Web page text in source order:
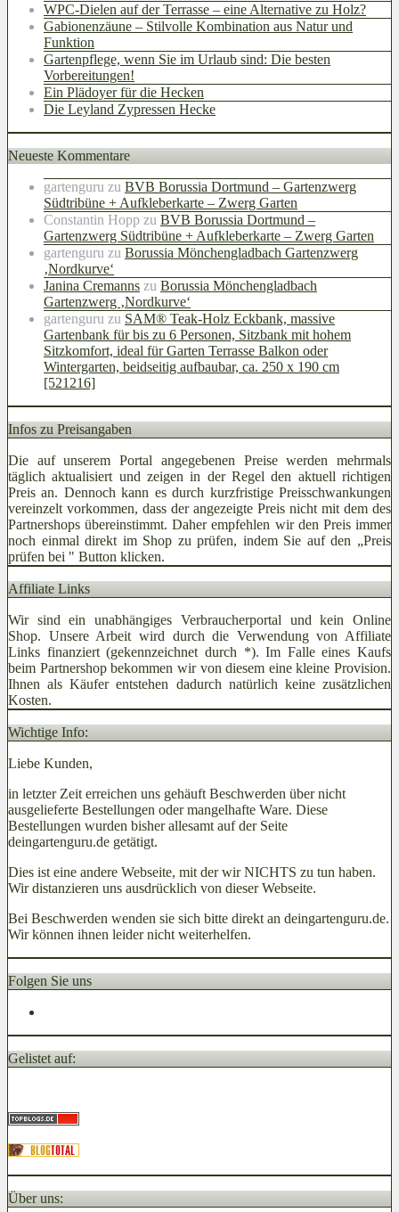
WPC-Dielen auf der Terrasse – eine Alternative zu Holz?
Gabionenzäune – Stilvolle Kombination aus Natur und
Funktion
Gartenpflege, wenn Sie im Urlaub sind: Die besten
Vorbereitungen!
Ein Plädoyer für die Hecken
Die Leyland Zypressen Hecke
Neueste Kommentare
gartenguru zu BVB Borussia Dortmund – Gartenzwerg
Südtribüne + Aufkleberkarte – Zwerg Garten
Constantin Hopp zu BVB Borussia Dortmund –
Gartenzwerg Südtribüne + Aufkleberkarte – Zwerg Garten
gartenguru zu Borussia Mönchengladbach Gartenzwerg
‚Nordkurve‘
Janina Cremanns zu Borussia Mönchengladbach
Gartenzwerg ‚Nordkurve‘
gartenguru zu SAM® Teak-Holz Eckbank, massive
Gartenbank für bis zu 6 Personen, Sitzbank mit hohem
Sitzkomfort, ideal für Garten Terrasse Balkon oder
Wintergarten, beidseitig aufbaubar, ca. 250 x 190 cm
[521216]
Infos zu Preisangaben
Die auf unserem Portal angegebenen Preise werden mehrmals
täglich aktualisiert und zeigen in der Regel den aktuell richtigen
Preis an. Dennoch kann es durch kurzfristige Preisschwankungen
vereinzelt vorkommen, dass der angezeigte Preis nicht mit dem des
Partnershops übereinstimmt. Daher empfehlen wir den Preis immer
noch einmal direkt im Shop zu prüfen, indem Sie auf den „Preis
prüfen bei " Button klicken.
Affiliate Links
Wir sind ein unabhängiges Verbraucherportal und kein Online
Shop. Unsere Arbeit wird durch die Verwendung von Affiliate
Links finanziert (gekennzeichnet durch *). Im Falle eines Kaufs
beim Partnershop bekommen wir von diesem eine kleine Provision.
Ihnen als Käufer entstehen dadurch natürlich keine zusätzlichen
Kosten.
Wichtige Info:
Liebe Kunden,
in letzter Zeit erreichen uns gehäuft Beschwerden über nicht
ausgelieferte Bestellungen oder mangelhafte Ware. Diese
Bestellungen wurden bisher allesamt auf der Seite
deingartenguru.de getätigt.
Dies ist eine andere Webseite, mit der wir NICHTS zu tun haben.
Wir distanzieren uns ausdrücklich von dieser Webseite.
Bei Beschwerden wenden sie sich bitte direkt an deingartenguru.de.
Wir können ihnen leider nicht weiterhelfen.
Folgen Sie uns
Gelistet auf:
Über uns: